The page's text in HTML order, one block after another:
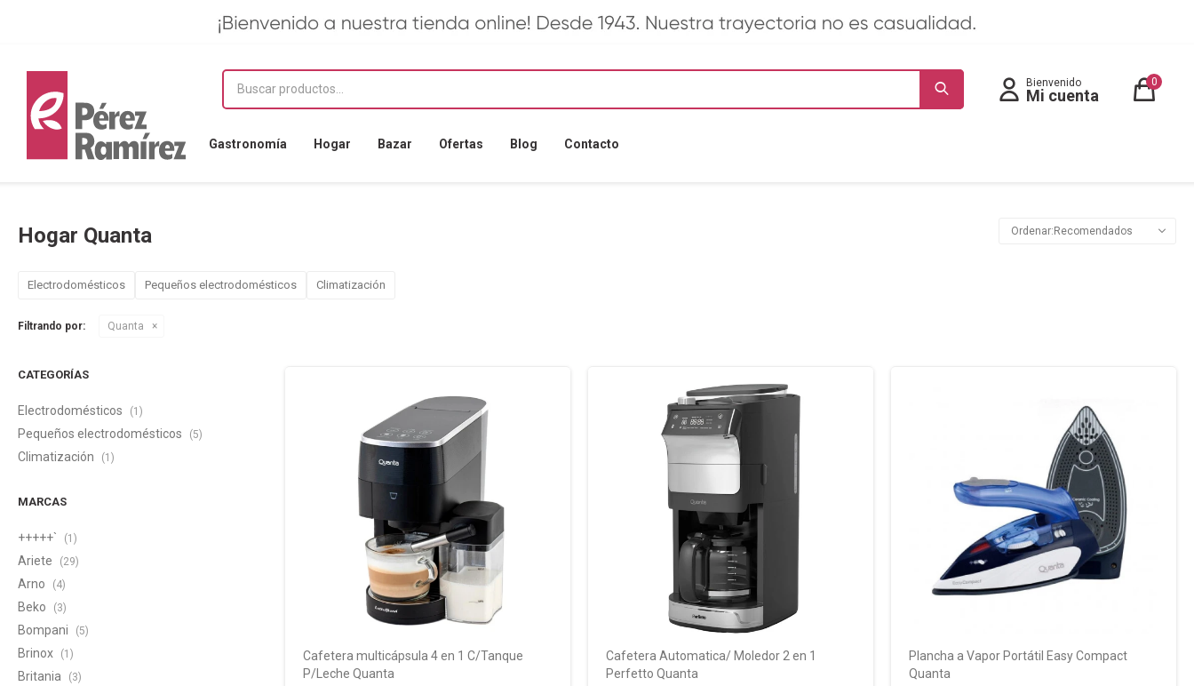
Gastronomía Hogar Bazar Ofertas Blog Contacto
0
Hogar Quanta Recomendados
Electrodomésticos Pequeños electrodomésticos Climatización
Filtrando por: Quanta
Cafetera multicápsula 4 en 1 C/Tanque
P/Leche Quanta
Cafetera Automatica/ Moledor 2 en 1
Perfetto Quanta
Plancha a Vapor Portátil Easy Compact
Quanta
CATEGORÍAS
Electrodomésticos (1)
Pequeños electrodomésticos (5)
Climatización (1)
MARCAS
+++++` (1)
Ariete (29)
Arno (4)
Beko (3)
Bompani (5)
Brinox (1)
Britania (3)